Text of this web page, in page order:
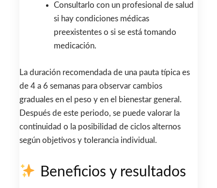
Consultarlo con un profesional de salud
si hay condiciones médicas
preexistentes o si se está tomando
medicación.
La duración recomendada de una pauta típica es
de 4 a 6 semanas para observar cambios
graduales en el peso y en el bienestar general.
Después de este periodo, se puede valorar la
continuidad o la posibilidad de ciclos alternos
según objetivos y tolerancia individual.
Beneficios y resultados